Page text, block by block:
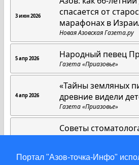
Портал "Азов-точка-Инфо"
3 июн 2026
спасается от
марафонах в
Новая Азовская Газета.ру
5 апр 2026 Народный певец
Газета «Приазовье»
4 апр 2026
«Тайны земляных
древние видели
Газета «Приазовье»
Советы